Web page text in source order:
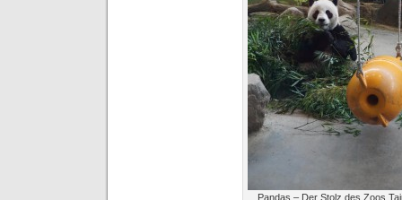
Pandas – Der Stolz des Zoos